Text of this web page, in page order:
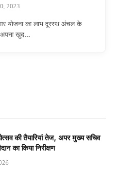
2023
योजना का लाभ दूरस्थ अंचल के
अपना खुद…
की तैयारियां तेज, अपर मुख्य सचिव
का किया निरीक्षण